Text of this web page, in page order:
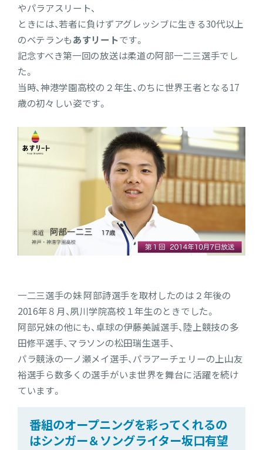
やパラアスリート、
ときには、若者に負けずアグレッシブに生きる30代以上
のベテランもあすリートです。
記念すべき第一回の放送は柔道の阿部一二三選手でし
た。
当時、神港学園高校の２年生、のちに世界王者となる17
歳の初々しい姿です。
一二三選手の妹 阿部詩選手を取材したのは２年後の
2016年８月、夙川学院高校１年生のときでした。
阿部兄妹の他にも、卓球の伊藤美誠選手、陸上競技の多
田修平選手、マラソンの松田瑞生選手、
パラ競泳の一ノ瀬メイ選手、パラアーチェリーの上山友
裕選手ら数多くの選手がいま世界を舞台に活躍を続け
ています。
番組のオープニングを彩ってくれるの
はシンガー＆ソングライター坂口有望